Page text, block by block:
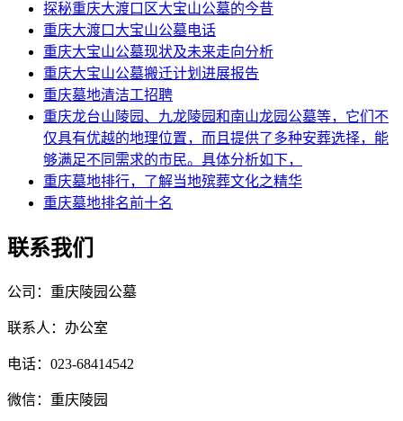
探秘重庆大渡口区大宝山公墓的今昔
重庆大渡口大宝山公墓电话
重庆大宝山公墓现状及未来走向分析
重庆大宝山公墓搬迁计划进展报告
重庆墓地清洁工招聘
重庆龙台山陵园、九龙陵园和南山龙园公墓等，它们不
仅具有优越的地理位置，而且提供了多种安葬选择，能
够满足不同需求的市民。具体分析如下，
重庆墓地排行，了解当地殡葬文化之精华
重庆墓地排名前十名
联系我们
公司：重庆陵园公墓
联系人：办公室
电话：023-68414542
微信：重庆陵园